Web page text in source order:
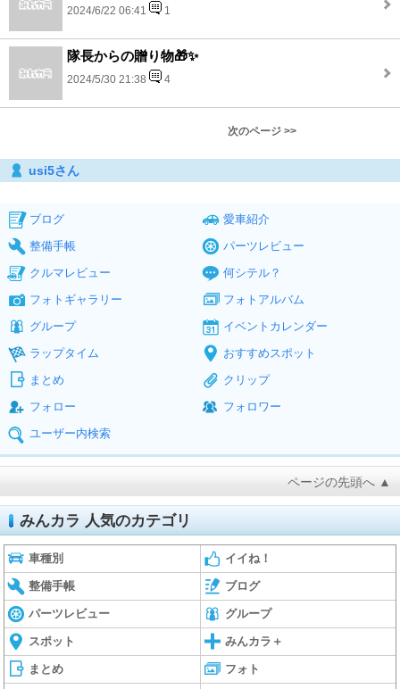
2024/6/22 06:41 1
隊長からの贈り物🎁✨
2024/5/30 21:38 4
次のページ >>
usi5さん
ブログ
愛車紹介
整備手帳
パーツレビュー
クルマレビュー
何シテル？
フォトギャラリー
フォトアルバム
グループ
イベントカレンダー
ラップタイム
おすすめスポット
まとめ
クリップ
フォロー
フォロワー
ユーザー内検索
ページの先頭へ ▲
みんカラ 人気のカテゴリ
車種別 イイね！
整備手帳 ブログ
パーツレビュー グループ
スポット みんカラ＋
まとめ フォト